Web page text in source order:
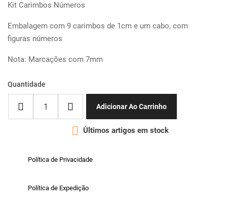
Kit Carimbos Números
Embalagem com 9 carimbos de 1cm e um cabo, com
figuras números
Nota: Marcações com 7mm
Quantidade
Adicionar Ao Carrinho
 Últimos artigos em stock
Política de Privacidade
Política de Expedição